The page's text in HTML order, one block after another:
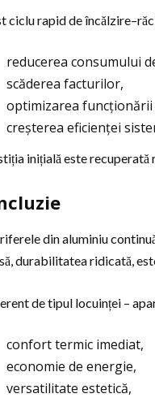
ciclu rapid de
reducerea consumului
scăderea facturilor,
optimizarea funcționării
creșterea eficienței
inițială este
din aluminiu
durabilitatea ridicată,
de tipul locuinței –
confort termic imediat,
economie de energie,
versatilitate estetică,